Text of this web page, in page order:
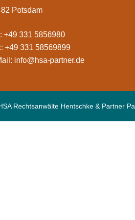
Potsdam
+49 331 5856980
+49 331 58569899
info@hsa-partner.de
Rechtsanwälte Hentschke & Partner